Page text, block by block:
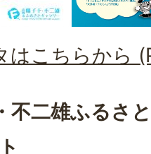
はこちらから
不二雄ふるさ